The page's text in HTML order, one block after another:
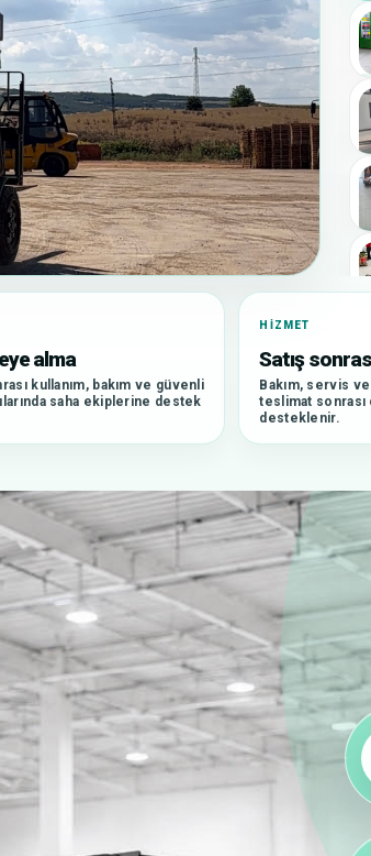
alma
kullanım, bakım ve güvenli
saha ekiplerine destek
HIZMET
Satış
Bakım, servis
teslimat
desteklenir.